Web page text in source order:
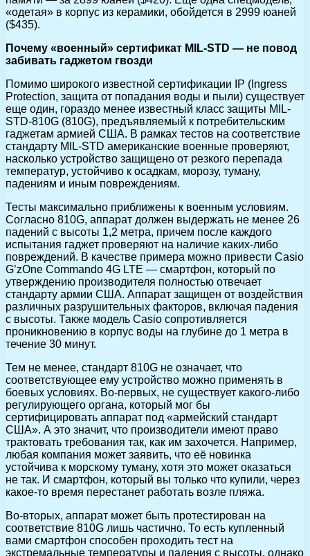
«одетая» в корпус из керамики, обойдется в 2999 юаней
($435).
Почему «военный» сертификат MIL-STD — не повод
забивать гаджетом гвозди
Помимо широкого известной сертификации IP (Ingress
Protection, защита от попадания воды и пыли) существует
еще один, гораздо менее известный класс защиты MIL-
STD-810G (810G), предъявляемый к потребительским
гаджетам армией CШA. В рамках тестов на соответствие
стандарту MIL-STD американские военные проверяют,
насколько устройство защищено от резкого перепада
температур, устойчиво к осадкам, морозу, туману,
падениям и иным повреждениям.
Тесты максимально приближены к военным условиям.
Согласно 810G, аппарат должен выдержать не менее 26
падений с высоты 1,2 метра, причем после каждого
испытания гаджет проверяют на наличие каких-либо
повреждений. В качестве примера можно привести Casio
G’zOne Commando 4G LTE — смартфон, который по
утверждению производителя полностью отвечает
стандарту армии США. Аппарат защищен от воздействия
различных разрушительных факторов, включая падения
с высоты. Также модель Casio сопротивляется
проникновению в корпус воды на глубине до 1 метра в
течение 30 минут.
Тем не менее, стандарт 810G не означает, что
соответствующее ему устройство можно применять в
боевых условиях. Во-первых, не существует какого-либо
регулирующего органа, который мог бы
сертифицировать аппарат под «армейский стандарт
США». А это значит, что производители имеют право
трактовать требования так, как им захочется. Например,
любая компания может заявить, что её новинка
устойчива к морскому туману, хотя это может оказаться
не так. И смартфон, который вы только что купили, через
какое-то время перестанет работать возле пляжа.
Во-вторых, аппарат может быть протестирован на
соответствие 810G лишь частично. То есть купленный
вами смартфон способен проходить тест на
экстремальные температуры и падения с высоты, однако